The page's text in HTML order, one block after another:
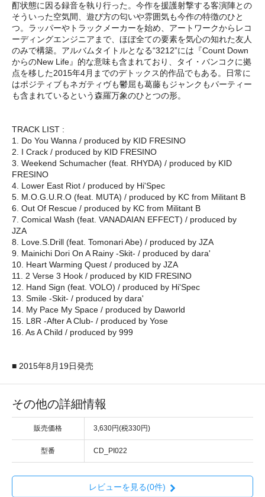
酊状態に因る録音を執り行った。今作を援護射撃する客演陣との
そういった空気間、遊び方の匂いや雰囲気も今作の特徴のひと
つ。ラッパーやトラックメーカーを始め、アートワークからレコ
ーディングエンジニアまで、ほぼ全ての要素を気心の知れた友人
のみで構築。アルバムタイトルとなる“3212”には『Count Down
からのNew Life』的な意味も含まれており、タイ・バンコクに拠
点を移した2015年4月までのデトックス的作品でもある。日常に
はポジティブもネガティヴも鬱屈も葛藤もジャンクもパーティー
も含まれているという森羅万象のひとつの形。
TRACK LIST :
1. Do You Wanna / produced by KID FRESINO
2. I Crack / produced by KID FRESINO
3. Weekend Schumacher (feat. RHYDA) / produced by KID
FRESINO
4. Lower East Riot / produced by Hi'Spec
5. M.O.G.U.R.O (feat. MUTA) / produced by KC from Militant B
6. Out Of Rescue / produced by KC from Militant B
7. Comical Wash (feat. VANADAIAN EFFECT) / produced by
JZA
8. Love.S.Drill (feat. Tomonari Abe) / produced by JZA
9. Mainichi Dori On A Rainy -Skit- / produced by dara'
10. Heart Warming Quest / produced by JZA
11. 2 Verse 3 Hook / produced by KID FRESINO
12. Hand Sign (feat. VOLO) / produced by Hi'Spec
13. Smile -Skit- / produced by dara'
14. My Pace My Space / produced by Daworld
15. L8R -After A Club- / produced by Yose
16. As A Child / produced by 999
■ 2015年8月19日発売
その他の詳細情報
販売価格 3,630円(税330円)
型番 CD_PI022
レビューを見る(0件)